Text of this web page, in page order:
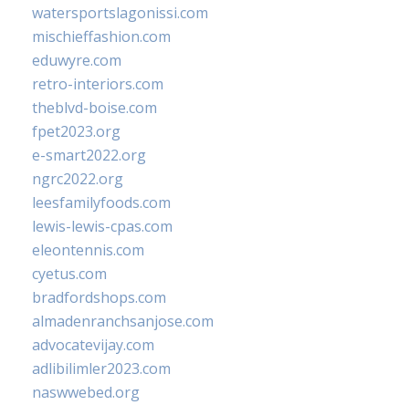
watersportslagonissi.com
mischieffashion.com
eduwyre.com
retro-interiors.com
theblvd-boise.com
fpet2023.org
e-smart2022.org
ngrc2022.org
leesfamilyfoods.com
lewis-lewis-cpas.com
eleontennis.com
cyetus.com
bradfordshops.com
almadenranchsanjose.com
advocatevijay.com
adlibilimler2023.com
naswwebed.org